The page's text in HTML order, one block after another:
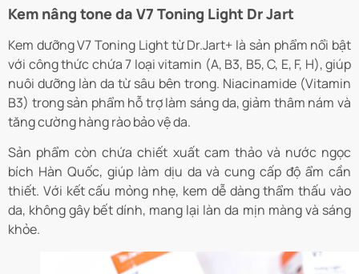
Kem nâng tone da V7 Toning Light Dr Jart
Kem dưỡng V7 Toning Light từ Dr.Jart+ là sản phẩm nổi bật
với công thức chứa 7 loại vitamin (A, B3, B5, C, E, F, H), giúp
nuôi dưỡng làn da từ sâu bên trong. Niacinamide (Vitamin
B3) trong sản phẩm hỗ trợ làm sáng da, giảm thâm nám và
tăng cường hàng rào bảo vệ da.
Sản phẩm còn chứa chiết xuất cam thảo và nước ngọc
bích Hàn Quốc, giúp làm dịu da và cung cấp độ ẩm cần
thiết. Với kết cấu mỏng nhẹ, kem dễ dàng thẩm thấu vào
da, không gây bết dính, mang lại làn da mịn màng và sáng
khỏe.